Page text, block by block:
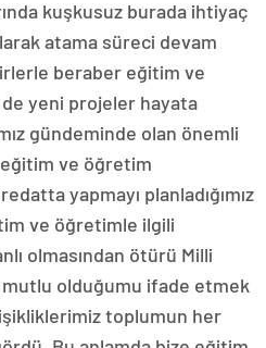
kuşkusuz burada ihtiyaç
atama süreci devam
beraber eğitim ve
yeni projeler hayata
gündeminde olan önemli
ve öğretim
yapmayı planladığımız
ve öğretimle ilgili
olmasından ötürü Milli
mutlu olduğumu ifade etmek
toplumun her